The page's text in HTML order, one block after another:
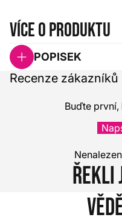
Více o produktu
POPISEK
Recenze zákazníků
Buďte
Řekli